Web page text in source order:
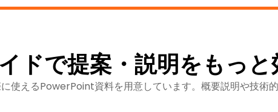
ドで提案・説明をもっと
使えるPowerPoint資料を用意しています。概要説明や技術